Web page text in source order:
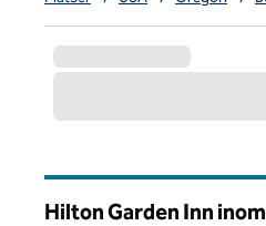
Hilton Garden Inn